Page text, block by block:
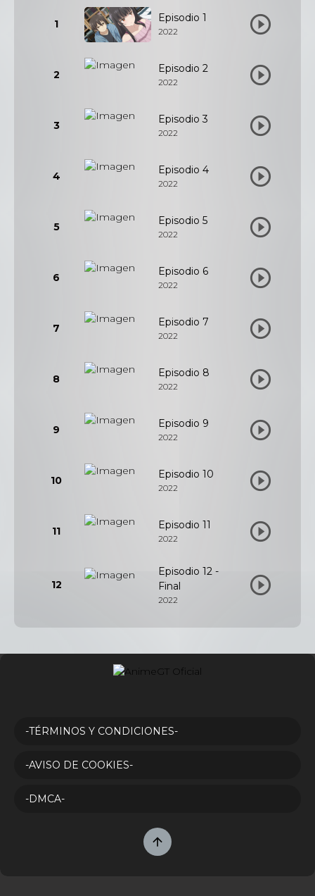
1 Episodio 1
2022
2 Episodio 2
2022
3 Episodio 3
2022
4 Episodio 4
2022
5 Episodio 5
2022
6 Episodio 6
2022
7 Episodio 7
2022
8 Episodio 8
2022
9 Episodio 9
2022
10 Episodio 10
2022
11 Episodio 11
2022
12
Episodio 12 -
Final
2022
-TÉRMINOS Y CONDICIONES-
-AVISO DE COOKIES-
-DMCA-